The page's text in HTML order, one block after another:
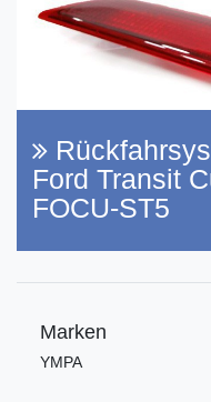
Ford Transit
FOCU-ST5
Marken
YMPA